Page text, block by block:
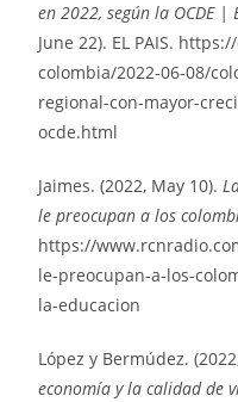
en 2022, según la OCDE |
June 22). EL PAIS.
colombia/2022-06-08/
regional-con-mayor-
ocde.html
Jaimes. (2022, May 10).
le preocupan a los
https://
le-preocupan-a-los-
la-educacion
López y Bermúdez.
economía y la calidad de